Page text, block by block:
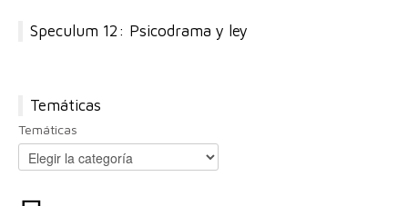
Speculum 12: Psicodrama y ley
Temáticas
Temáticas